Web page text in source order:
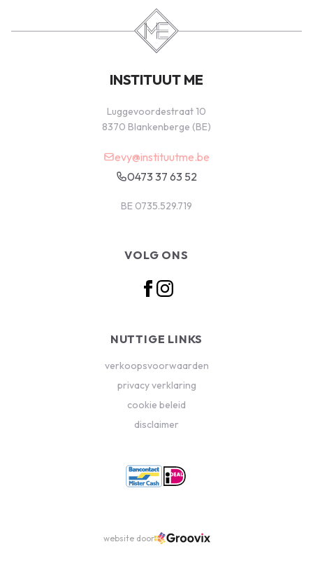
INSTITUUT ME
Luggevoordestraat 10
8370 Blankenberge (BE)
evy@instituutme.be
0473 37 63 52
BE 0735.529.719
VOLG ONS
NUTTIGE LINKS
verkoopsvoorwaarden
privacy verklaring
cookie beleid
disclaimer
website door